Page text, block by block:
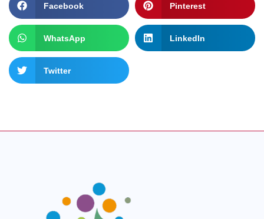
Facebook Pinterest
WhatsApp LinkedIn
Twitter